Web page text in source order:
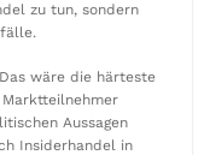
zu tun, sondern
wäre die härteste
Aussagen
Insiderhandel in